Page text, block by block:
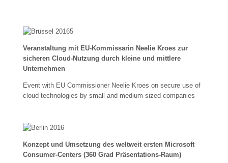
Veranstaltung mit EU-Kommissarin Neelie Kroes zur
sicheren Cloud-Nutzung durch kleine und mittlere
Unternehmen
Event with EU Commissioner Neelie Kroes on secure use of
cloud technologies by small and medium-sized companies
Konzept und Umsetzung des weltweit ersten Microsoft
Consumer-Centers (360 Grad Präsentations-Raum)